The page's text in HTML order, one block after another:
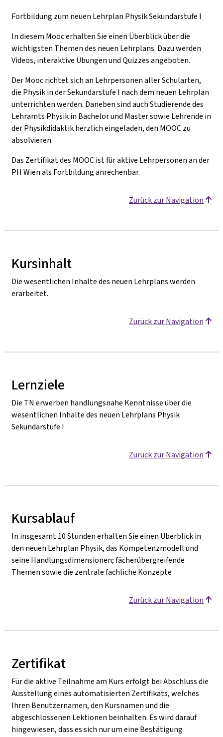
Fortbildung zum neuen Lehrplan Physik Sekundarstufe I
In diesem Mooc erhalten Sie einen Überblick über die
wichtigsten Themen des neuen Lehrplans. Dazu werden
Videos, interaktive Übungen und Quizzes angeboten.
Der Mooc richtet sich an Lehrpersonen aller Schularten,
die Physik in der Sekundarstufe I nach dem neuen Lehrplan
unterrichten werden. Daneben sind auch Studierende des
Lehramts Physik in Bachelor und Master sowie Lehrende in
der Physikdidaktik herzlich eingeladen, den MOOC zu
absolvieren.
Das Zertifikat des MOOC ist für aktive Lehrpersonen an der
PH Wien als Fortbildung anrechenbar.
Zurück zur Navigation
Kursinhalt
Die wesentlichen Inhalte des neuen Lehrplans werden
erarbeitet.
Zurück zur Navigation
Lernziele
Die TN erwerben handlungsnahe Kenntnisse über die
wesentlichen Inhalte des neuen Lehrplans Physik
Sekundarstufe I
Zurück zur Navigation
Kursablauf
In insgesamt 10 Stunden erhalten Sie einen Überblick in
den neuen Lehrplan Physik, das Kompetenzmodell und
seine Handlungsdimensionen; fächerübergreifende
Themen sowie die zentrale fachliche Konzepte
Zurück zur Navigation
Zertifikat
Für die aktive Teilnahme am Kurs erfolgt bei Abschluss die
Ausstellung eines automatisierten Zertifikats, welches
Ihren Benutzernamen, den Kursnamen und die
abgeschlossenen Lektionen beinhalten. Es wird darauf
hingewiesen, dass es sich nur um eine Bestätigung